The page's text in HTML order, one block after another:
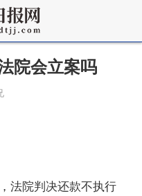
院会立案吗
法院判决还款不执行